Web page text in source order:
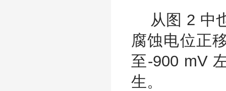
从图 2 中
腐蚀电位正
至-900 mV
生。